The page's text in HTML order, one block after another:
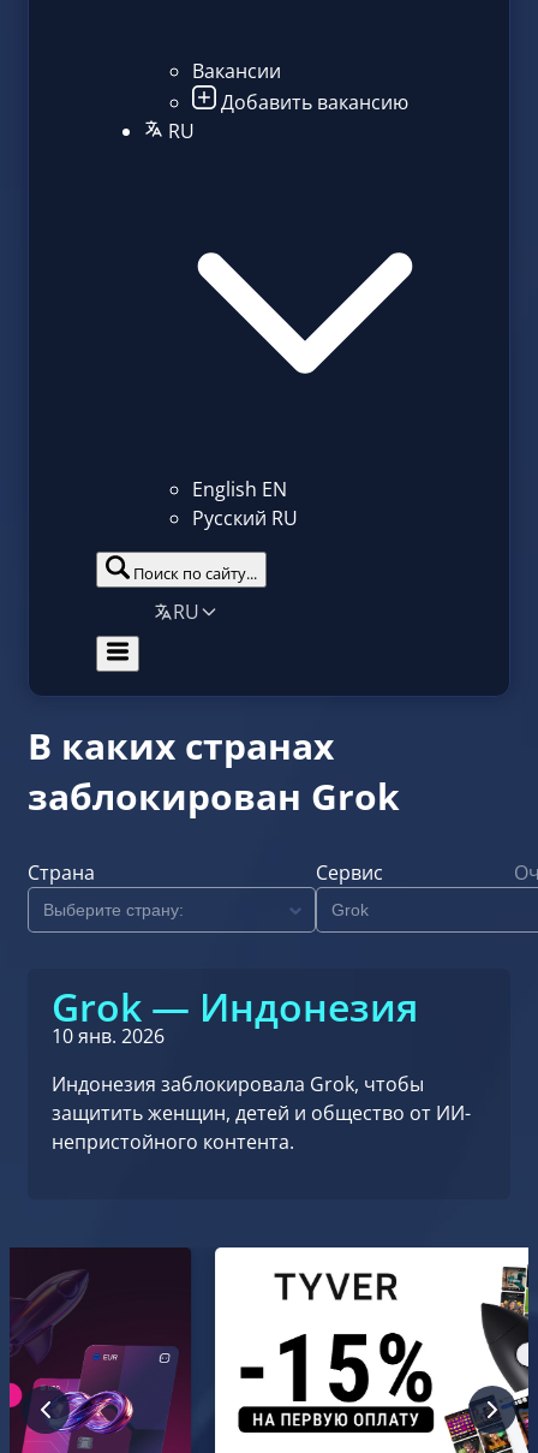
Вакансии
Добавить вакансию
RU
English EN
Русский RU
Поиск по сайту...
RU
В каких странах
заблокирован Grok
Страна Сервис
Grok — Индонезия
10 янв. 2026
Индонезия заблокировала Grok, чтобы
защитить женщин, детей и общество от ИИ-
непристойного контента.